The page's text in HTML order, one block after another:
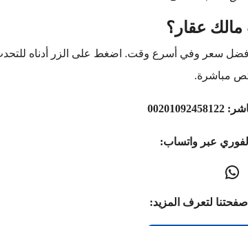
عقار؟
سعر وفي أسرع وقت. اضغط على الزر أدناه
مباشرة.
00201092458122
عبر واتساب:
صفحتنا لتعرف المزيد: